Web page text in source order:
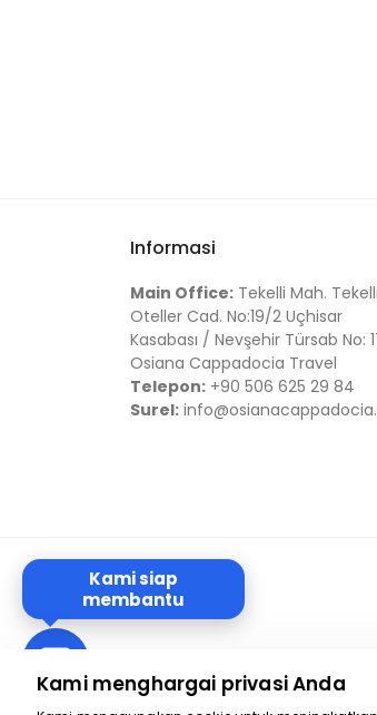
Informasi
Main Office: Tekelli Mah. Tekelli
Oteller Cad. No:19/2 Uçhisar
Kasabası / Nevşehir Türsab No:
Osiana Cappadocia Travel
Telepon: +90 506 625 29 84
Surel:
Kami menghargai privasi Anda
Kami siap
membantu